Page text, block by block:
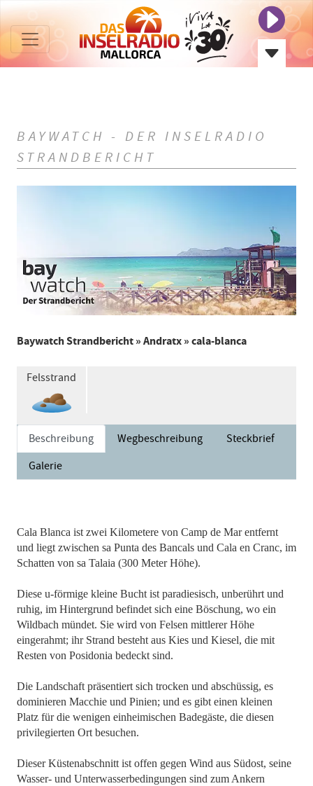
BAYWATCH - DER INSELRADIO
STRANDBERICHT
Baywatch Strandbericht»Andratx» cala-blanca
Felsstrand
Beschreibung Wegbeschreibung
Steckbrief
Galerie
Cala Blanca ist zwei Kilometere von Camp de Mar entfernt
und liegt zwischen sa Punta des Bancals und Cala en Cranc, im
Schatten von sa Talaia (300 Meter Höhe).
Diese u-förmige kleine Bucht ist paradiesisch, unberührt und
ruhig, im Hintergrund befindet sich eine Böschung, wo ein
Wildbach mündet. Sie wird von Felsen mittlerer Höhe
eingerahmt; ihr Strand besteht aus Kies und Kiesel, die mit
Resten von Posidonia bedeckt sind.
Die Landschaft präsentiert sich trocken und abschüssig, es
dominieren Macchie und Pinien; und es gibt einen kleinen
Platz für die wenigen einheimischen Badegäste, die diesen
privilegierten Ort besuchen.
Dieser Küstenabschnitt ist offen gegen Wind aus Südost, seine
Wasser- und Unterwasserbedingungen sind zum Ankern